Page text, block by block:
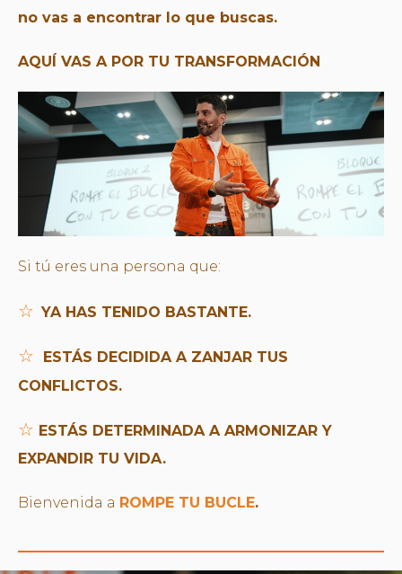
no vas a encontrar lo que buscas.
AQUÍ VAS A POR TU TRANSFORMACIÓN
Si tú eres una persona que:
☆ YA HAS TENIDO BASTANTE.
☆ ESTÁS DECIDIDA A ZANJAR TUS
CONFLICTOS.
☆ ESTÁS DETERMINADA A ARMONIZAR Y
EXPANDIR TU VIDA.
Bienvenida a ROMPE TU BUCLE.